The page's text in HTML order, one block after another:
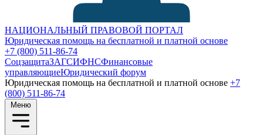
НАЦИОНАЛЬНЫЙ ПРАВОВОЙ ПОРТАЛ
Юридическая помощь на бесплатной и платной основе
+7 (800) 511-86-74
СоцзащитаЗАГСИФНСФинансовые
управляющиеЮридический форум
Юридическая помощь на бесплатной и платной основе +7
(800) 511-86-74
Меню